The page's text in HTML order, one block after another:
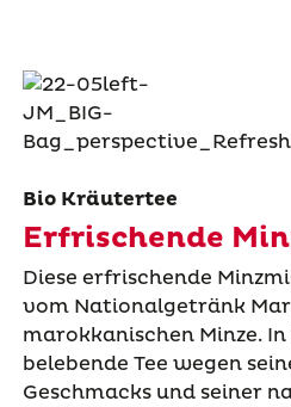
Bio Kräutertee
Erfrischende
Diese erfrischende
vom Nationalgetränk
marokkanischen Minze.
belebende Tee wegen
Geschmacks und seiner